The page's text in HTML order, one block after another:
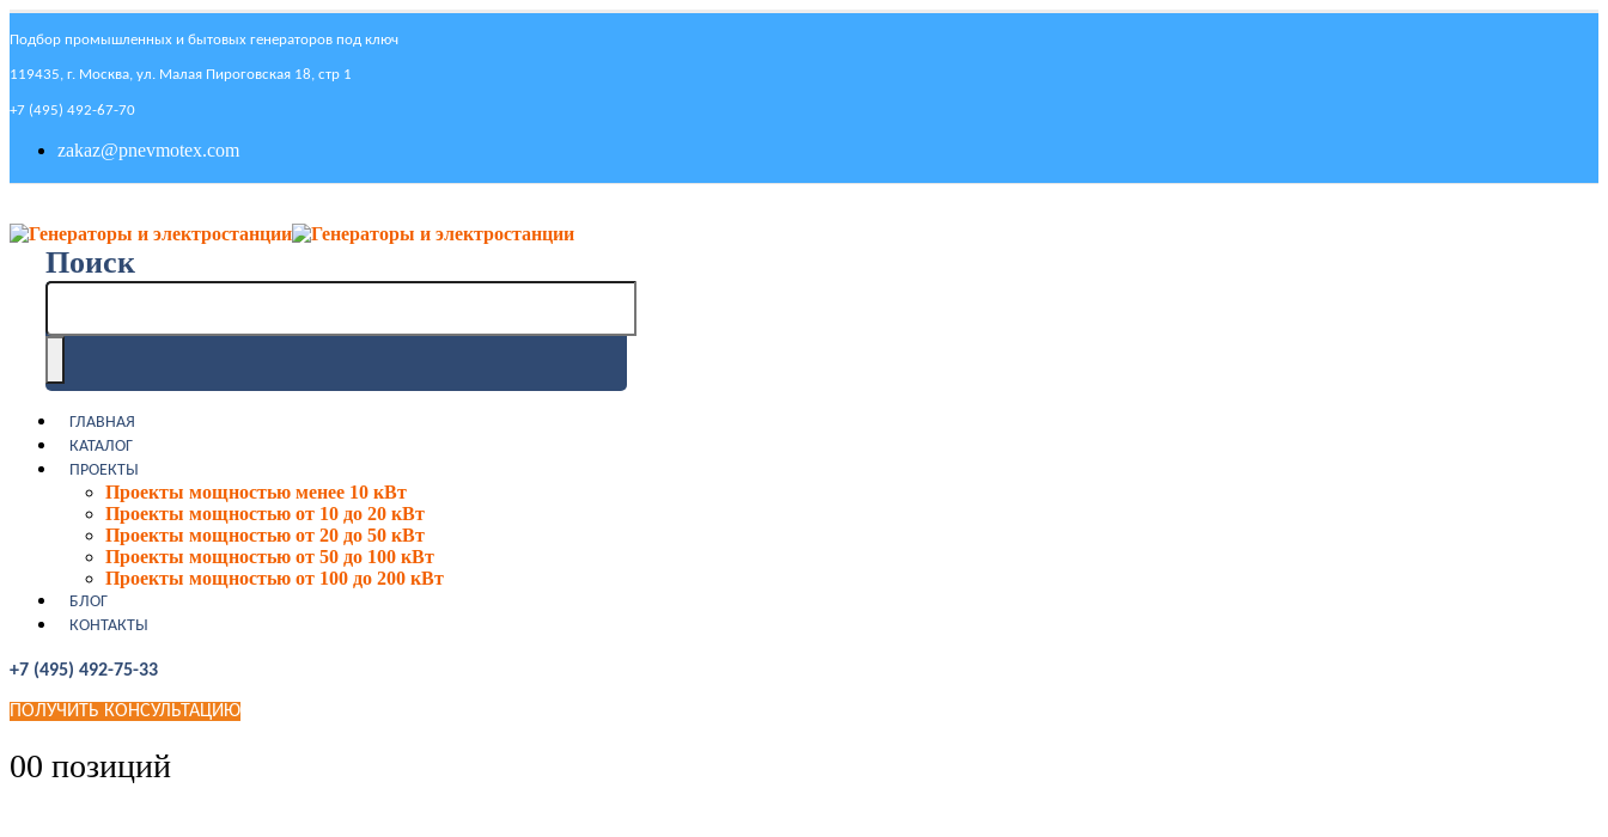
Подбор промышленных и бытовых генераторов под ключ
119435, г. Москва, ул. Малая Пироговская 18, стр 1
+7 (495) 492-67-70
zakaz@pnevmotex.com
Поиск
ГЛАВНАЯ
КАТАЛОГ
ПРОЕКТЫ
Проекты мощностью менее 10 кВт
Проекты мощностью от 10 до 20 кВт
Проекты мощностью от 20 до 50 кВт
Проекты мощностью от 50 до 100 кВт
Проекты мощностью от 100 до 200 кВт
БЛОГ
КОНТАКТЫ
+7 (495) 492-75-33
ПОЛУЧИТЬ КОНСУЛЬТАЦИЮ
00 позиций